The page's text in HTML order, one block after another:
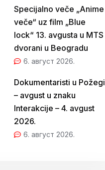
Specijalno veče „Anime
veče“ uz film „Blue
lock“ 13. avgusta u MTS
dvorani u Beogradu
6. август 2026.
Dokumentaristi u Požegi
– avgust u znaku
Interakcije – 4. avgust
2026.
6. август 2026.